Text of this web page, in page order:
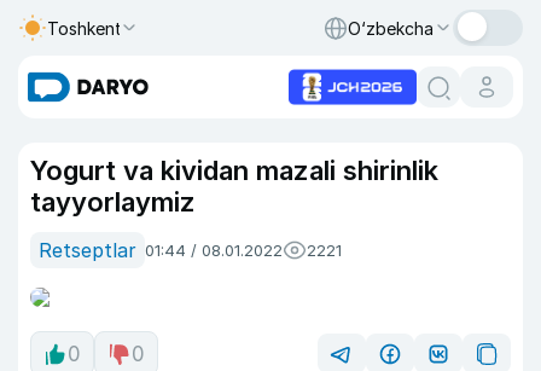
Toshkent O‘zbekcha
Yogurt va kividan mazali shirinlik
tayyorlaymiz
Retseptlar 01:44 / 08.01.2022 2221
0 0